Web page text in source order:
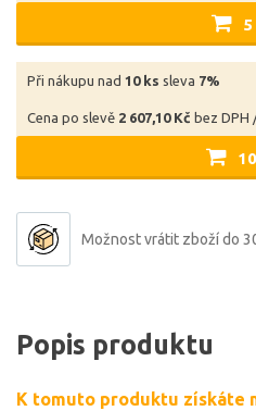
Při nákupu nad 10 ks sleva 7%
Cena po slevě 2 607,10 Kč bez DPH
Možnost vrátit zboží do
Popis produktu
K tomuto produktu získáte